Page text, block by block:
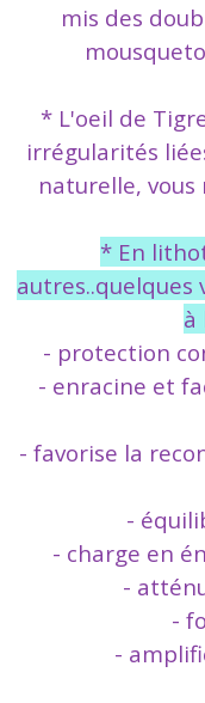
mis des
* L'oeil de
irrégularités
naturelle, vous
* En
à
- protection
- enracine et
- favorise la
-
- charge en
-
-
-